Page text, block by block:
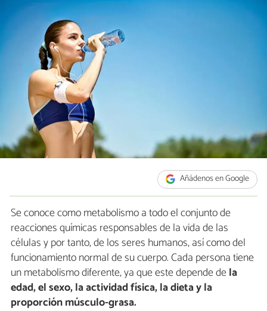
Añádenos en Google
Se conoce como metabolismo a todo el conjunto de
reacciones químicas responsables de la vida de las
células y por tanto, de los seres humanos, así como del
funcionamiento normal de su cuerpo. Cada persona tiene
un metabolismo diferente, ya que este depende dela
edad, el sexo, la actividad física, la dieta y la
proporción músculo-grasa.